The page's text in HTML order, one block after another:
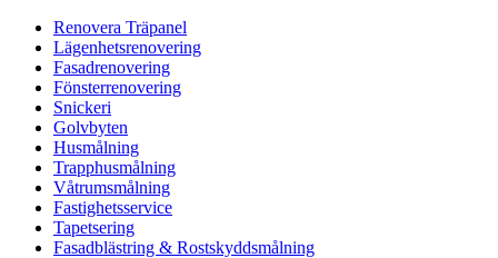
Renovera Träpanel
Lägenhetsrenovering
Fasadrenovering
Fönsterrenovering
Snickeri
Golvbyten
Husmålning
Trapphusmålning
Våtrumsmålning
Fastighetsservice
Tapetsering
Fasadblästring & Rostskyddsmålning